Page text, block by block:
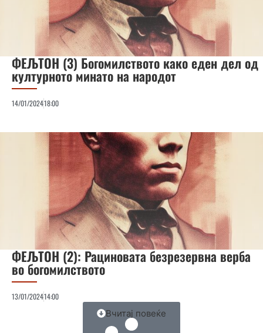
ФЕЉТОН (3) Богомилството како еден дел од
културното минато на народот
14/01/202418:00
ФЕЉТОН (2): Рациновата безрезервна верба
во богомилството
13/01/202414:00
Вчитај повеќе